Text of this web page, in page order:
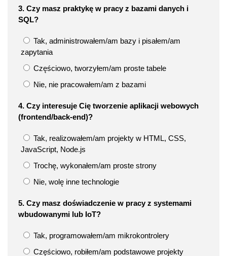
3. Czy masz praktykę w pracy z bazami danych i
SQL?
Tak, administrowałem/am bazy i pisałem/am
zapytania
Częściowo, tworzyłem/am proste tabele
Nie, nie pracowałem/am z bazami
4. Czy interesuje Cię tworzenie aplikacji webowych
(frontend/back-end)?
Tak, realizowałem/am projekty w HTML, CSS,
JavaScript, Node.js
Trochę, wykonałem/am proste strony
Nie, wolę inne technologie
5. Czy masz doświadczenie w pracy z systemami
wbudowanymi lub IoT?
Tak, programowałem/am mikrokontrolery
Częściowo, robiłem/am podstawowe projekty